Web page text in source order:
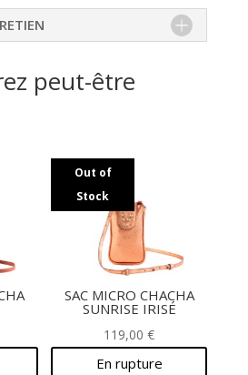
peut-être
Out of
Stock
SAC MICRO CHACHA
SUNRISE IRISÉ
119,00€
En rupture